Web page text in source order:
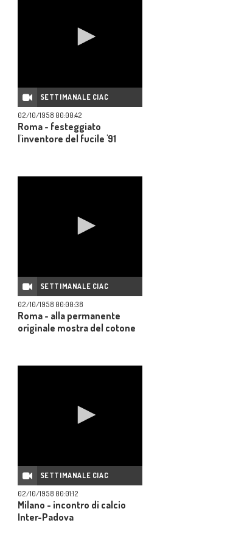
SETTIMANALE CIAC
02/10/1958 00:00:42
Roma - festeggiato
l'inventore del fucile '91
SETTIMANALE CIAC
02/10/1958 00:00:38
Roma - alla permanente
originale mostra del cotone
SETTIMANALE CIAC
02/10/1958 00:01:12
Milano - incontro di calcio
Inter-Padova